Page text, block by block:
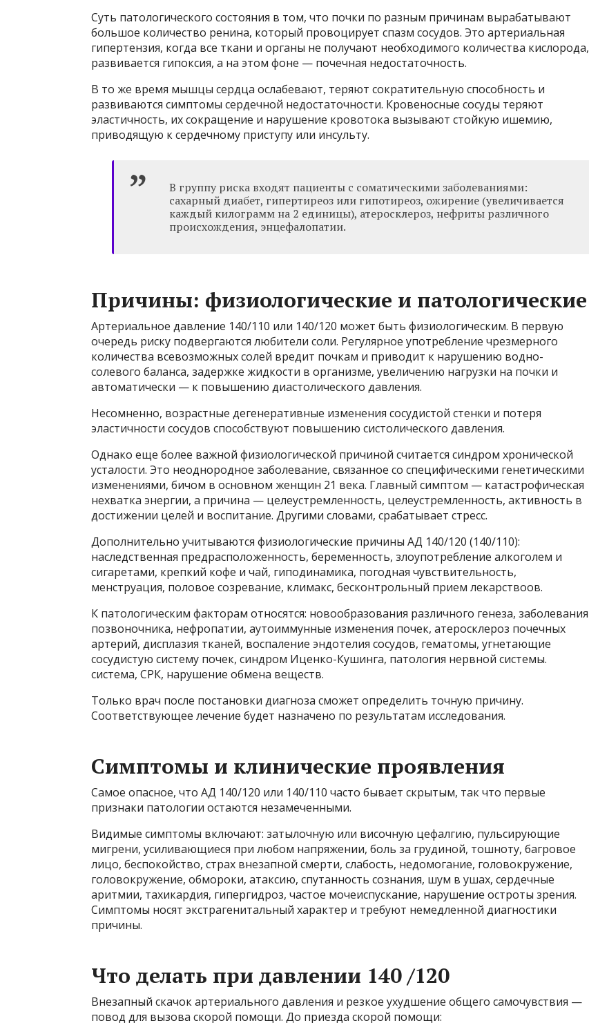
Суть патологического состояния в том, что почки по разным причинам вырабатывают
большое количество ренина, который провоцирует спазм сосудов. Это артериальная
гипертензия, когда все ткани и органы не получают необходимого количества кислорода,
развивается гипоксия, а на этом фоне — почечная недостаточность.
В то же время мышцы сердца ослабевают, теряют сократительную способность и
развиваются симптомы сердечной недостаточности. Кровеносные сосуды теряют
эластичность, их сокращение и нарушение кровотока вызывают стойкую ишемию,
приводящую к сердечному приступу или инсульту.
В группу риска входят пациенты с соматическими заболеваниями:
сахарный диабет, гипертиреоз или гипотиреоз, ожирение (увеличивается
каждый килограмм на 2 единицы), атеросклероз, нефриты различного
происхождения, энцефалопатии.
Причины: физиологические и патологические
Артериальное давление 140/110 или 140/120 может быть физиологическим. В первую
очередь риску подвергаются любители соли. Регулярное употребление чрезмерного
количества всевозможных солей вредит почкам и приводит к нарушению водно-
солевого баланса, задержке жидкости в организме, увеличению нагрузки на почки и
автоматически — к повышению диастолического давления.
Несомненно, возрастные дегенеративные изменения сосудистой стенки и потеря
эластичности сосудов способствуют повышению систолического давления.
Однако еще более важной физиологической причиной считается синдром хронической
усталости. Это неоднородное заболевание, связанное со специфическими генетическими
изменениями, бичом в основном женщин 21 века. Главный симптом — катастрофическая
нехватка энергии, а причина — целеустремленность, целеустремленность, активность в
достижении целей и воспитание. Другими словами, срабатывает стресс.
Дополнительно учитываются физиологические причины АД ​​140/120 (140/110):
наследственная предрасположенность, беременность, злоупотребление алкоголем и
сигаретами, крепкий кофе и чай, гиподинамика, погодная чувствительность,
менструация, половое созревание, климакс, бесконтрольный прием лекарствоов.
К патологическим факторам относятся: новообразования различного генеза, заболевания
позвоночника, нефропатии, аутоиммунные изменения почек, атеросклероз почечных
артерий, дисплазия тканей, воспаление эндотелия сосудов, гематомы, угнетающие
сосудистую систему почек, синдром Иценко-Кушинга, патология нервной системы.
система, СРК, нарушение обмена веществ.
Только врач после постановки диагноза сможет определить точную причину.
Соответствующее лечение будет назначено по результатам исследования.
Симптомы и клинические проявления
Самое опасное, что АД 140/120 или 140/110 часто бывает скрытым, так что первые
признаки патологии остаются незамеченными.
Видимые симптомы включают: затылочную или височную цефалгию, пульсирующие
мигрени, усиливающиеся при любом напряжении, боль за грудиной, тошноту, багровое
лицо, беспокойство, страх внезапной смерти, слабость, недомогание, головокружение,
головокружение, обмороки, атаксию, спутанность сознания, шум в ушах, сердечные
аритмии, тахикардия, гипергидроз, частое мочеиспускание, нарушение остроты зрения.
Симптомы носят экстрагенитальный характер и требуют немедленной диагностики
причины.
Что делать при давлении 140 /120
Внезапный скачок артериального давления и резкое ухудшение общего самочувствия —
повод для вызова скорой помощи. До приезда скорой помощи: